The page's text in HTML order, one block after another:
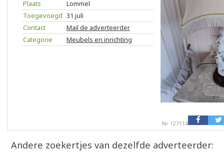
Plaats
Lommel
Toegevoegd 31 juli
Contact
Mail de adverteerder
Categorie
Meubels en inrichting
Nr 127114
Andere zoekertjes van dezelfde adverteerder: